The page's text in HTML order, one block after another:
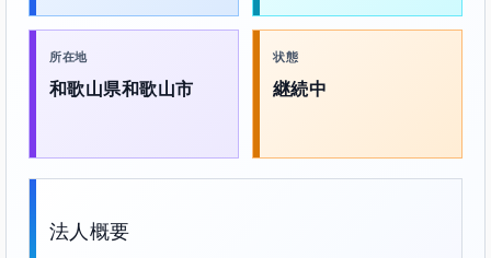
所在地
和歌山県和歌山市
状態
継続中
法人概要